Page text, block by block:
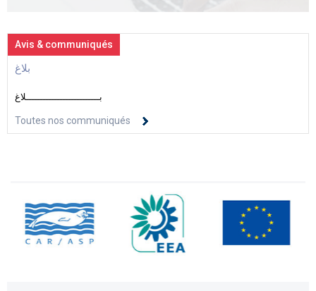
Avis & communiqués
بلاغ
بــــــــــــــــــــــــــلاغ
Toutes nos communiqués